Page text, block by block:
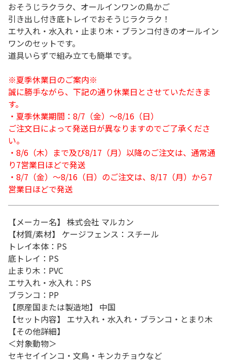
おそうじラクラク、オールインワンの鳥かご
引き出し付き底トレイでおそうじラクラク！
エサ入れ・水入れ・止まり木・ブランコ付きのオールイン
ワンのセットです。
道具いらずで組み立ても簡単です。
※夏季休業日のご案内※
誠に勝手ながら、下記の通り休業日とさせていただきま
す。
・夏季休業期間：8/7（金）～8/16（日）
ご注文日によって発送日が異なりますのでご了承くださ
い。
・8/6（木）まで及び8/17（月）以降のご注文は、通常通
り7営業日ほどで発送
・8/7（金）～8/16（日）のご注文は、8/17（月）から7
営業日ほどで発送
【メーカー名】 株式会社 マルカン
【材質/素材】 ケージフェンス：スチール
トレイ本体：PS
底トレイ：PS
止まり木：PVC
エサ入れ・水入れ：PS
ブランコ：PP
【原産国または製造地】 中国
【セット内容】 エサ入れ・水入れ・ブランコ・とまり木
【その他詳細】
＜対象動物＞
セキセイインコ・文鳥・キンカチョウなど